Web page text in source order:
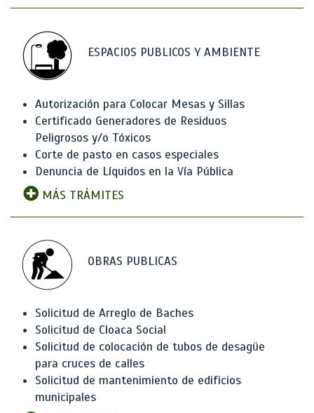
ESPACIOS PUBLICOS Y AMBIENTE
Autorización para Colocar Mesas y Sillas
Certificado Generadores de Residuos
Peligrosos y/o Tóxicos
Corte de pasto en casos especiales
Denuncia de Líquidos en la Vía Pública
MÁS TRÁMITES
OBRAS PUBLICAS
Solicitud de Arreglo de Baches
Solicitud de Cloaca Social
Solicitud de colocación de tubos de desagüe
para cruces de calles
Solicitud de mantenimiento de edificios
municipales